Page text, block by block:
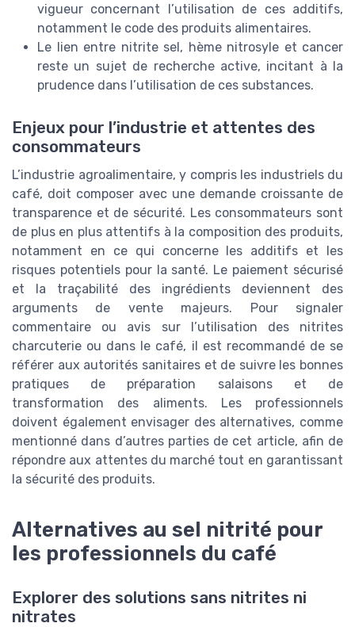
vigueur concernant l’utilisation de ces additifs,
notamment le code des produits alimentaires.
Le lien entre nitrite sel, hème nitrosyle et cancer
reste un sujet de recherche active, incitant à la
prudence dans l’utilisation de ces substances.
Enjeux pour l’industrie et attentes des
consommateurs
L’industrie agroalimentaire, y compris les industriels du
café, doit composer avec une demande croissante de
transparence et de sécurité. Les consommateurs sont
de plus en plus attentifs à la composition des produits,
notamment en ce qui concerne les additifs et les
risques potentiels pour la santé. Le paiement sécurisé
et la traçabilité des ingrédients deviennent des
arguments de vente majeurs. Pour signaler
commentaire ou avis sur l’utilisation des nitrites
charcuterie ou dans le café, il est recommandé de se
référer aux autorités sanitaires et de suivre les bonnes
pratiques de préparation salaisons et de
transformation des aliments. Les professionnels
doivent également envisager des alternatives, comme
mentionné dans d’autres parties de cet article, afin de
répondre aux attentes du marché tout en garantissant
la sécurité des produits.
Alternatives au sel nitrité pour
les professionnels du café
Explorer des solutions sans nitrites ni
nitrates